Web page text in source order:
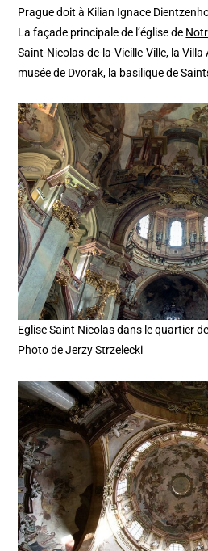
Prague doit à Kilian Ignace
La façade principale de l’église de
Saint-Nicolas-de-la-Vieille-Ville, la
musée de Dvorak, la basilique de
Eglise Saint Nicolas dans le quartier
Photo de Jerzy Strzelecki